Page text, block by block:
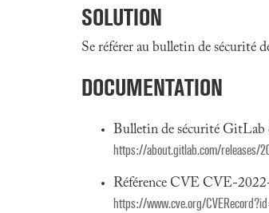
SOLUTION
Se référer au bulletin de
DOCUMENTATION
Bulletin de sécurité GitLab
https://about.gitlab.com/releases/
Référence CVE CVE-
https://www.cve.org/